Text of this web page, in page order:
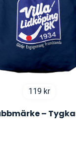
119 kr
–